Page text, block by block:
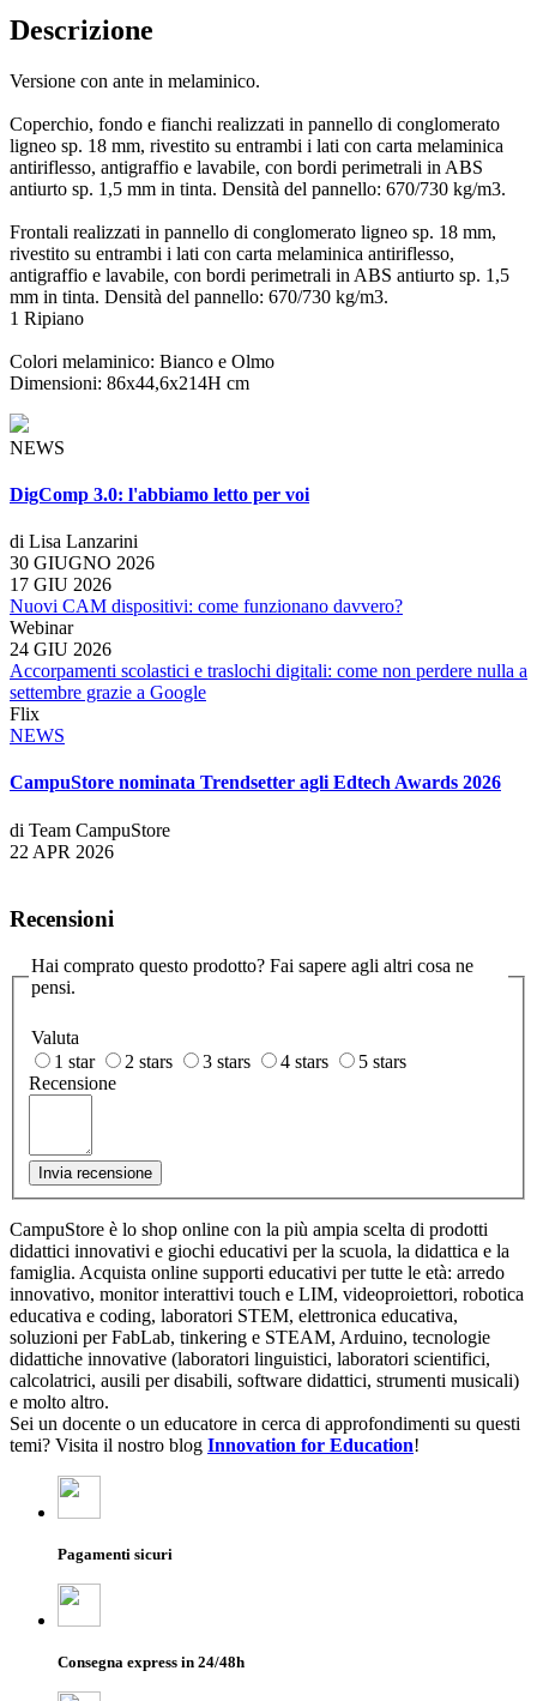
Descrizione
Versione con ante in melaminico.
Coperchio, fondo e fianchi realizzati in pannello di conglomerato
ligneo sp. 18 mm, rivestito su entrambi i lati con carta melaminica
antiriflesso, antigraffio e lavabile, con bordi perimetrali in ABS
antiurto sp. 1,5 mm in tinta. Densità del pannello: 670/730 kg/m3.
Frontali realizzati in pannello di conglomerato ligneo sp. 18 mm,
rivestito su entrambi i lati con carta melaminica antiriflesso,
antigraffio e lavabile, con bordi perimetrali in ABS antiurto sp. 1,5
mm in tinta. Densità del pannello: 670/730 kg/m3.
1 Ripiano
Colori melaminico: Bianco e Olmo
Dimensioni: 86x44,6x214H cm
NEWS
DigComp 3.0: l'abbiamo letto per voi
di Lisa Lanzarini
30 GIUGNO 2026
17 GIU 2026
Nuovi CAM dispositivi: come funzionano davvero?
Webinar
24 GIU 2026
Accorpamenti scolastici e traslochi digitali: come non perdere nulla a
settembre grazie a Google
Flix
NEWS
CampuStore nominata Trendsetter agli Edtech Awards 2026
di Team CampuStore
22 APR 2026
Recensioni
Hai comprato questo prodotto? Fai sapere agli altri cosa ne
pensi.
Valuta
1 star
2 stars 3 stars 4 stars
5 stars
Recensione
Invia recensione
CampuStore è lo shop online con la più ampia scelta di prodotti
didattici innovativi e giochi educativi per la scuola, la didattica e la
famiglia. Acquista online supporti educativi per tutte le età: arredo
innovativo, monitor interattivi touch e LIM, videoproiettori, robotica
educativa e coding, laboratori STEM, elettronica educativa,
soluzioni per FabLab, tinkering e STEAM, Arduino, tecnologie
didattiche innovative (laboratori linguistici, laboratori scientifici,
calcolatrici, ausili per disabili, software didattici, strumenti musicali)
e molto altro.
Sei un docente o un educatore in cerca di approfondimenti su questi
temi? Visita il nostro blog Innovation for Education!
Pagamenti sicuri
Consegna express in 24/48h